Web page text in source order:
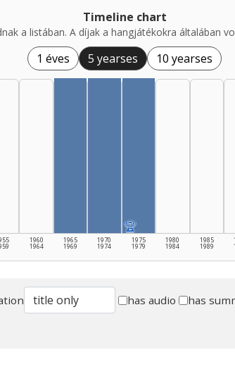
Timeline chart
a listában. A díjak a hangjátékokra általában
1 éves 5 yearses 10 yearses
1960
1964
1965
1969
1970
1974
🏆
1975
1979
1980
1984
1985
1989
has audio has